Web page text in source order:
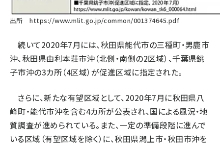
出所https://www.mlit.go.jp/common/001374645.pdf
続いて2020年7月には、秋田県能代市の三種町・男鹿市
沖、秋田県由利本荘市沖（北側・南側の2区域）、千葉県銚
子市沖の3カ所（4区域）が促進区域に指定された。
さらに、新たな有望区域として、2020年7月に秋田県八
峰町・能代市沖を含む4カ所が公表され、国による風況・地
質調査が進められている。また、一定の準備段階に進んで
いる区域（有望区域を除く）に、秋田県潟上市・秋田市沖を